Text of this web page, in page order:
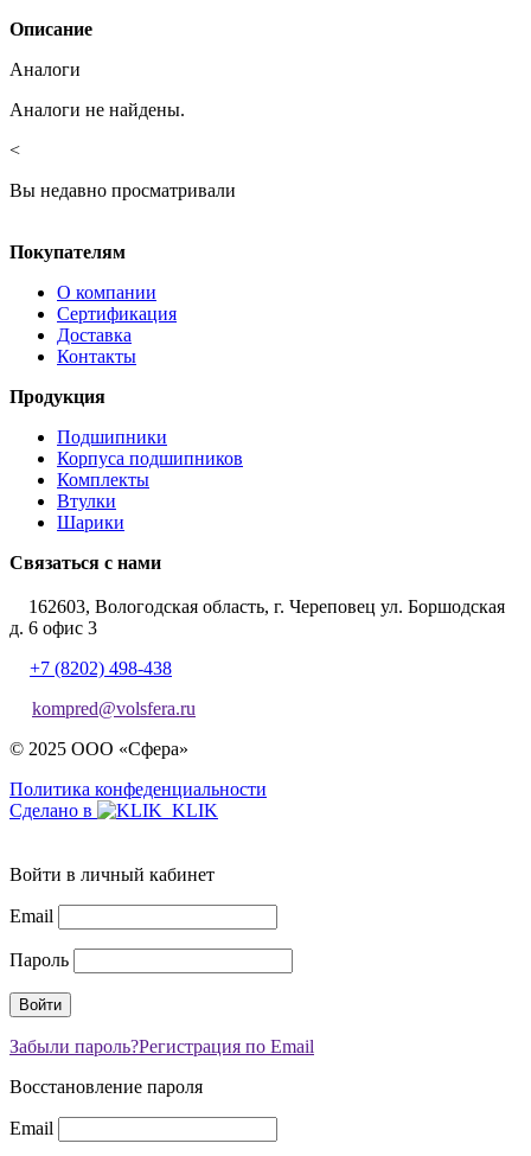
Описание
Аналоги
Аналоги не найдены.
<
Вы недавно просматривали
Покупателям
О компании
Сертификация
Доставка
Контакты
Продукция
Подшипники
Корпуса подшипников
Комплекты
Втулки
Шарики
Связаться с нами
162603, Вологодская область, г. Череповец ул. Боршодская
д. 6 офис 3
+7 (8202) 498-438
kompred@volsfera.ru
© 2025 ООО «Сфера»
Политика конфеденциальности
Сделано в
Войти в личный кабинет
Email
Пароль
Забыли пароль?Регистрация по Email
Восстановление пароля
Email